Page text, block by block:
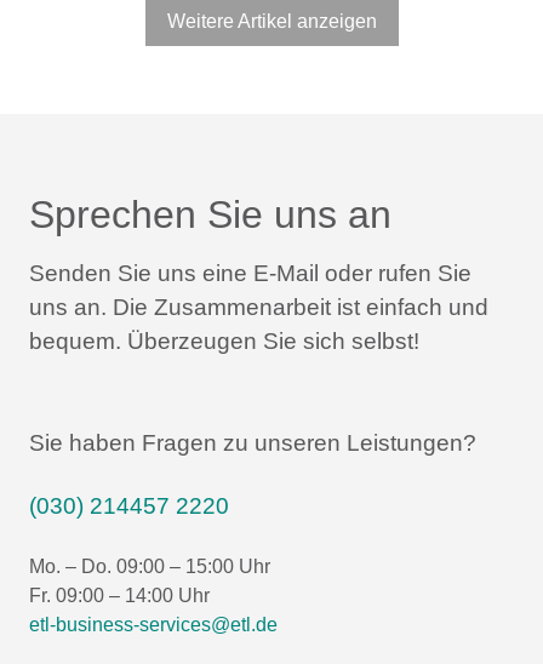
Weitere Artikel anzeigen
Sprechen Sie uns an
Senden Sie uns eine E-Mail oder rufen Sie
uns an. Die Zusammenarbeit ist einfach und
bequem. Überzeugen Sie sich selbst!
Sie haben Fragen zu unseren Leistungen?
(030) 214457 2220
Mo. – Do. 09:00 – 15:00 Uhr
Fr. 09:00 – 14:00 Uhr
etl-business-services@etl.de